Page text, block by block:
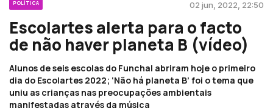
POLÍTICA 02 jun, 2022, 22:50
Escolartes alerta para o facto
de não haver planeta B (vídeo)
Alunos de seis escolas do Funchal abriram hoje o primeiro
dia do Escolartes 2022; ‘Não há planeta B’ foi o tema que
uniu as crianças nas preocupações ambientais
manifestadas através da música